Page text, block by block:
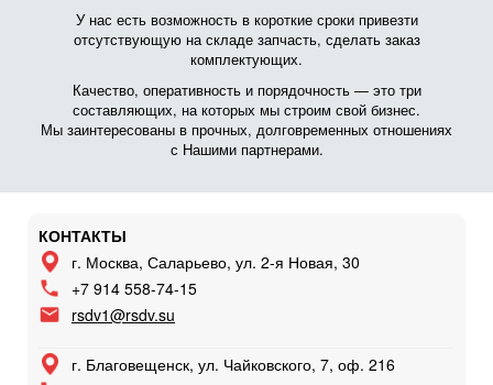
У нас есть возможность в короткие сроки привезти
отсутствующую на складе запчасть, сделать заказ
комплектующих.
Качество, оперативность и порядочность — это три
составляющих, на которых мы строим свой бизнес.
Мы заинтересованы в прочных, долговременных отношениях
с Нашими партнерами.
КОНТАКТЫ
г. Москва, Саларьево, ул. 2-я Новая, 30
+7 914 558-74-15
rsdv1@rsdv.su
г. Благовещенск, ул. Чайковского, 7, оф. 216